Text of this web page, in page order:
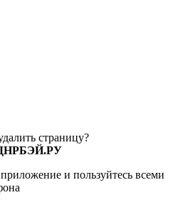
страницу?
ДНРБЭЙ.РУ
и пользуйтесь всеми